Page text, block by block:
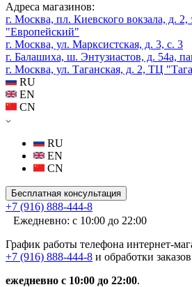
Адреса магазинов:
г. Москва, пл. Киевского вокзала, д.
"Европейский"
г. Москва, ул. Марксистская, д. 3, с. 3
г. Балашиха, ш. Энтузиастов, д. 54а,
г. Москва, ул. Таганская, д. 2, ТЦ
RU
EN
CN
RU
EN
CN
Бесплатная консультация
+7 (916) 888-444-8
Ежедневно: с 10:00 до 22:00
График работы телефона интернет-
+7 (916) 888-444-8 и обработки
ежедневно с 10:00 до 22:00.